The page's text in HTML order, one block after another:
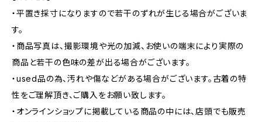
・平置き採寸になりますので若干のずれが生じる場合がございま
す。
・商品写真は、撮影環境や光の加減、お使いの端末により実際の
商品と若干の色味の差が出る場合がございます。
・used品の為、汚れや傷などがある場合がございます。古着の特
性をご理解頂き、ご購入をお願い致します。
・オンラインショップに掲載している商品の中には、店頭でも販売